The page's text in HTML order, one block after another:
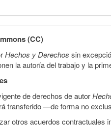
(CC)
Hechos y Derechos sin
la autoría del trabajo y la
de derechos de autor
transferido —de forma no
otros acuerdos